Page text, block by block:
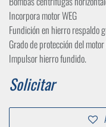
Incorpora motor WEG
Fundición en hierro respaldo
Grado de protección del
Impulsor hierro fundido.
Solicitar